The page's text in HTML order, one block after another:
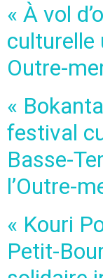
« À vol
culturelle
Outre-
«
festival
Basse-
l’Outre-
« Kouri
Petit-